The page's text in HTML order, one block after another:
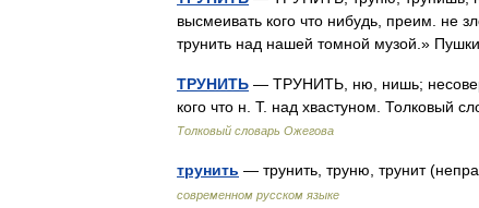
высмеивать кого что нибудь, преим. не
трунить над нашей томной музой.»
ТРУНИТЬ — ТРУНИТЬ, ню, нишь;
кого что н. Т. над хвастуном.
Толковый словарь Ожегова
трунить — трунить, труню, трунит
современном русском языке